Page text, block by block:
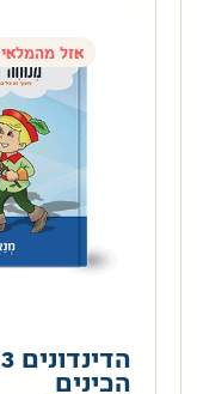
אזל מהמלאי
הכינים